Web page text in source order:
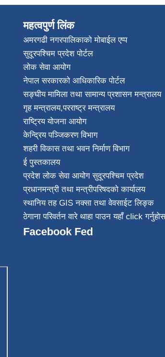
महत्वपुर्ण लिंक
अमरगढी नगरपालिकाको मोबाईल एप्प
सुदूरपश्चिम प्रदेश पोर्टल
लोक सेवा आयोग
नेपाल सरकारको आधिकारिक पोर्टल
सङ्घीय मामिला तथा सामान्य प्रशासन मन्त्रालय
गृह मन्त्रालय,परराष्ट्र मन्त्रालय
राष्ट्रिय योजना आयोग
केन्द्रिय पञ्जिकरण विभाग
शहरी विकास तथा भवन निर्माण विभाग
ई पुस्तकालय
प्रदेश लोक सेवा आयोग सुदूरपश्चिम प्रदेश
प्रधानमन्त्री तथा मन्त्रीपरिषदको कार्यालय
स्थानिय तह GIS नक्सा तथा वेवसाईट लिङ्क
ठेगाना परिवर्तन वारे थाहा पाउन यहाँ click गर्नुहोस
Facebook Fed